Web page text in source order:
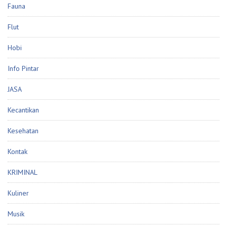
Fauna
Flut
Hobi
Info Pintar
JASA
Kecantikan
Kesehatan
Kontak
KRIMINAL
Kuliner
Musik